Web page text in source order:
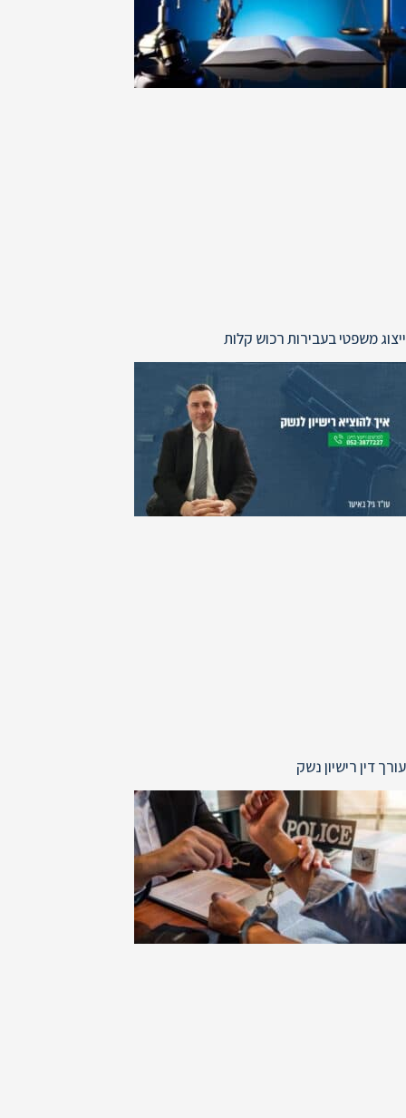
ייצוג משפטי בעבירות רכוש קלות
עורך דין רישיון נשק